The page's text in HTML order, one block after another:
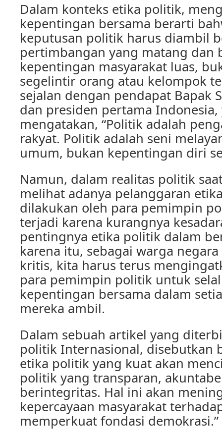
Dalam konteks etika politik,
kepentingan bersama berarti
keputusan politik harus diambil
pertimbangan yang matang dan
kepentingan masyarakat luas,
segelintir orang atau kelompok
sejalan dengan pendapat Bapak
dan presiden pertama
mengatakan, “Politik adalah
rakyat. Politik adalah seni
umum, bukan kepentingan diri
Namun, dalam realitas politik
melihat adanya pelanggaran
dilakukan oleh para pemimpin
terjadi karena kurangnya
pentingnya etika politik dalam
karena itu, sebagai warga
kritis, kita harus terus
para pemimpin politik untuk
kepentingan bersama dalam
mereka ambil.
Dalam sebuah artikel yang
politik Internasional, disebutkan
etika politik yang kuat akan
politik yang transparan,
berintegritas. Hal ini akan
kepercayaan masyarakat
memperkuat fondasi demokrasi.”